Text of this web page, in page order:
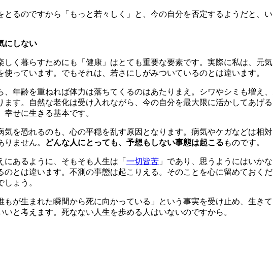
るのですから「もっと若々しく」と、今の自分を否定するようだと、い
にしない
しく暮らすためにも「健康」はとても重要な要素です。実際に私は、元
使っています。でもそれは、若さにしがみついているのとは違います。
、年齢を重ねれば体力は落ちてくるのはあたりまえ。シワやシミも増え
す。
自然な老化は受け入れながら、今の自分を最大限に活かしてあげ
幸せに生きる基本です。
気を恐れるのも、心の平穏を乱す原因となります。病気やケガなどは相
ません。
どんな人にとっても、予想もしない事態は起こる ものです。
にあるように、そもそも人生は「 一切皆苦 」であり、思うようにはいか
のとは違います。不測の事態は起こりえる。そのことを心に留めておく
ょう。
もが生まれた瞬間から死に向かっている」という 事実を受け止め、生き
いと考えます。死なない人生を歩める人はいないのですから。